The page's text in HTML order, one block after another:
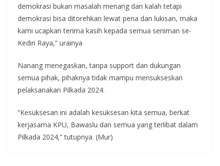
demokrasi bukan masalah menang dan kalah tetapi
demokrasi bisa ditorehkan lewat pena dan lukisan, maka
kami ucapkan terima kasih kepada semua seniman se-
Kediri Raya,” urainya
Nanang menegaskan, tanpa support dan dukungan
semua pihak, pihaknya tidak mampu mensukseskan
pelaksanakan Pilkada 2024.
“Kesuksesan ini adalah kesuksesan kita semua, berkat
kerjasama KPU, Bawaslu dan semua yang terlibat dalam
Pilkada 2024,” tutupnya. (Mur)